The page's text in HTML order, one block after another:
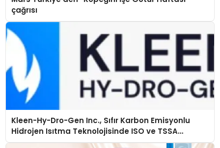
çağrısı
Kleen-Hy-Dro-Gen Inc., Sıfır Karbon Emisyonlu
Hidrojen Isıtma Teknolojisinde ISO ve TSSA
Düzenleyici Onaylarını Aldı